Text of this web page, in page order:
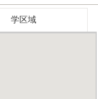
学区域